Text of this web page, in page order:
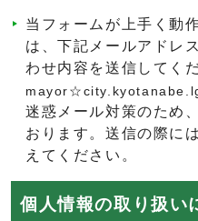
当フォームが上手く動
は、下記メールアドレ
わせ内容を送信してく
迷惑メール対策のため
おります。送信の際に
えてください。
個人情報の取り扱い